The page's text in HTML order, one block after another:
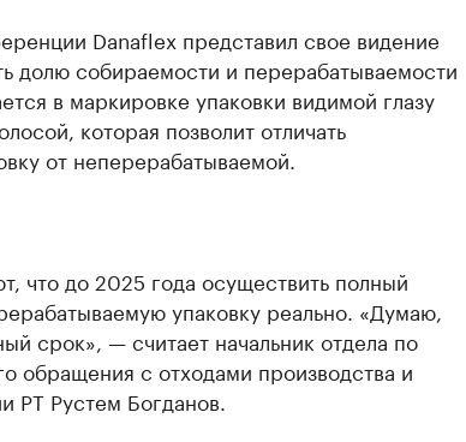
Danaflex представил свое видение
долю собираемости и перерабатываемости
в маркировке упаковки видимой глазу
которая позволит отличать
от неперерабатываемой.
что до 2025 года осуществить полный
упаковку реально. «Думаю,
срок», — считает начальник отдела по
обращения с отходами производства и
РТ Рустем Богданов.